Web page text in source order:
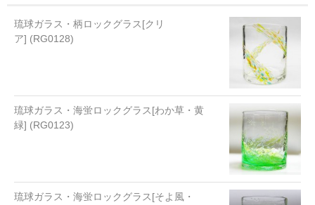
琉球ガラス・柄ロックグラス[クリ
ア] (RG0128)
琉球ガラス・海蛍ロックグラス[わか草・黄
緑] (RG0123)
琉球ガラス・海蛍ロックグラス[そよ風・